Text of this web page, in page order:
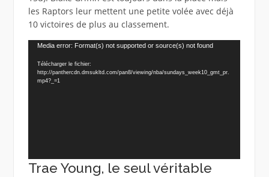
les Raptors leur mettent une petite volée avec déjà
10 victoires de plus au classement.
Lecteur
vidéo
Media error: Format(s) not supported or source(s) not found
Télécharger le fichier:
http://panthercdn.dmsukltd.com/pan8/viewing/nba/sundays_week10_gmt_pr.
mp4?_=1
Trae Young, le seul véritable